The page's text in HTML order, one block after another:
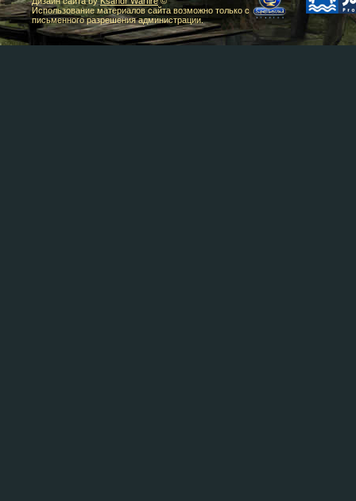
Использование материалов сайта возможно только с
письменного разрешения администрации.